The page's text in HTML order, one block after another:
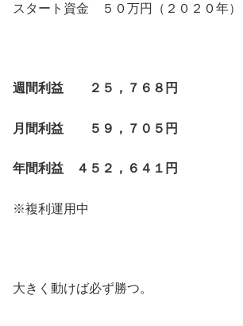
スタート資金 ５０万円（２０２０年）
週間利益 ２５，７６８円
月間利益 ５９，７０５円
年間利益 ４５２，６４１円
※複利運用中
大きく動けば必ず勝つ。